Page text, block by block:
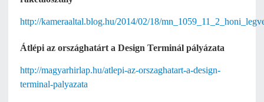
http://kameraaltal.blog.hu/2014/02/18/
Átlépi az országhatárt a Design Terminál pályázata
http://magyarhirlap.hu/atlepi-az-orszaghatart-a-design-
terminal-palyazata